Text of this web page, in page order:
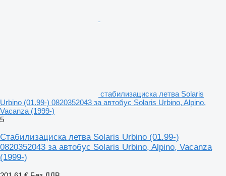
стабилизациска летва Solaris
Urbino (01.99-) 0820352043 за автобус Solaris Urbino, Alpino,
Vacanza (1999-)
5
Стабилизациска летва Solaris Urbino (01.99-)
0820352043 за автобус Solaris Urbino, Alpino, Vacanza
(1999-)